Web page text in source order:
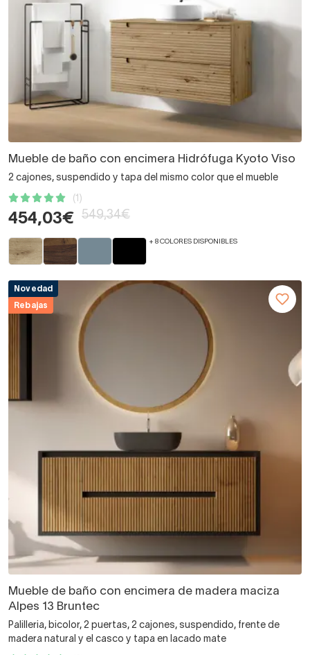
Mueble de baño con encimera Hidrófuga Kyoto Viso
2 cajones, suspendido y tapa del mismo color que el mueble
(1)
454,03€ 549,34€
+ 8 COLORES DISPONIBLES
Novedad
Rebajas
Mueble de baño con encimera de madera maciza
Alpes 13 Bruntec
Palilleria, bicolor, 2 puertas, 2 cajones, suspendido, frente de
madera natural y el casco y tapa en lacado mate